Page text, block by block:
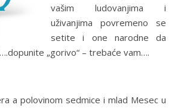
vašim ludovanjima i
uživanjima povremeno se
setite i one narodne da
„gorivo“ – trebaće vam….
a polovinom sedmice i mlad Mesec u